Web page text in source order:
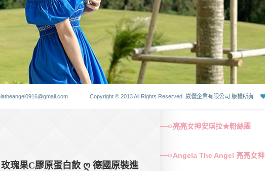
Copyright © 2013 All Rights Reserved. 崴儷企業有限公司 版權所有
玫瑰果C膠原蛋白飲 ღ 德國原裝進
亮亮女神安琪拉★粉絲團
Angela The Angel 亮亮女神